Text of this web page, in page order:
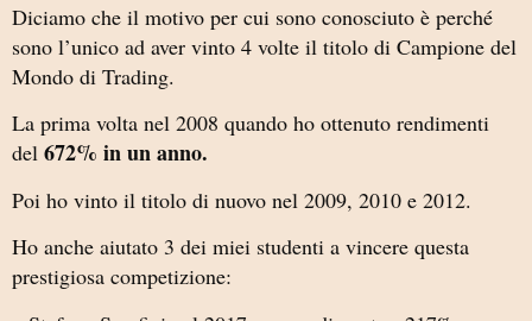
Diciamo che il motivo per cui sono conosciuto è perché
sono l’unico ad aver vinto 4 volte il titolo di Campione del
Mondo di Trading.
La prima volta nel 2008 quando ho ottenuto rendimenti
del 672% in un anno.
Poi ho vinto il titolo di nuovo nel 2009, 2010 e 2012.
Ho anche aiutato 3 dei miei studenti a vincere questa
prestigiosa competizione: